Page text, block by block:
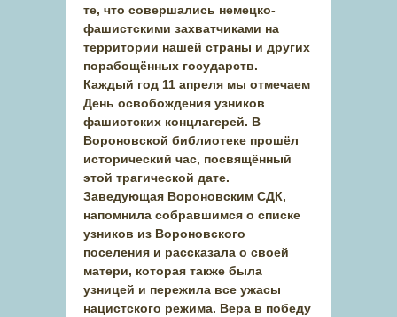
те, что совершались немецко-
фашистскими захватчиками на
территории нашей страны и других
порабощённых государств.
Каждый год 11 апреля мы отмечаем
День освобождения узников
фашистских концлагерей. В
Вороновской библиотеке прошёл
исторический час, посвящённый
этой трагической дате.
Заведующая Вороновским СДК,
напомнила собравшимся о списке
узников из Вороновского
поселения и рассказала о своей
матери, которая также была
узницей и пережила все ужасы
нацистского режима. Вера в победу